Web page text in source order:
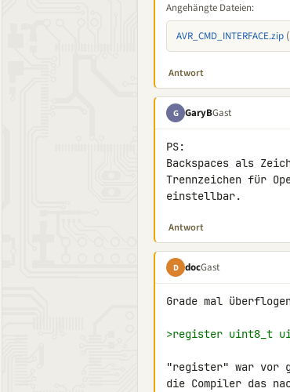
Angehängte Dateien:
AVR_CMD_INTERFACE.zip
Antwort
G GaryBGast
PS:
Backspaces als
Trennzeichen für
einstellbar.
Antwort
D docGast
Grade mal
>register uint8_t
"register" war vor
die Compiler das